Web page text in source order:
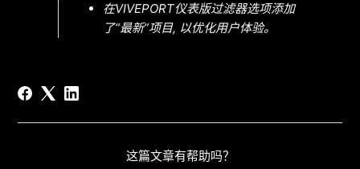
在VIVEPORT仪表版过滤器选项添加
了“最新”项目, 以优化用户体验。
这篇文章有帮助吗？